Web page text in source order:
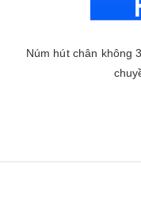
Núm hút chân không